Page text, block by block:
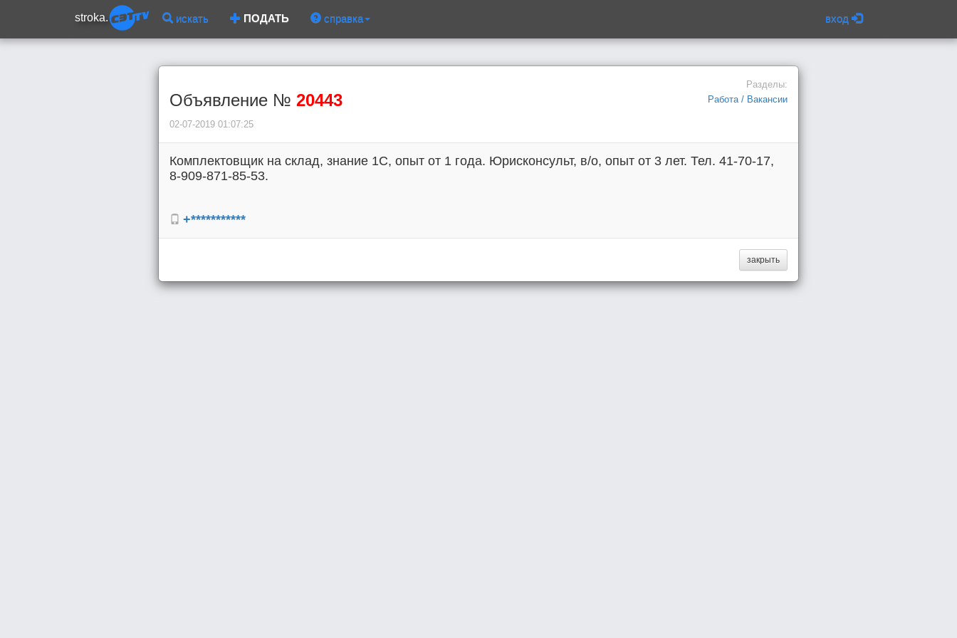
stroka. искать ПОДАТЬ справка вход
Объявление № 20443
02-07-2019 01:07:25
Разделы:
Работа / Вакансии
Комплектовщик на склад, знание 1С, опыт от 1 года. Юрисконсульт, в/о, опыт от 3 лет. Тел. 41-70-17,
8-909-871-85-53.
+***********
закрыть